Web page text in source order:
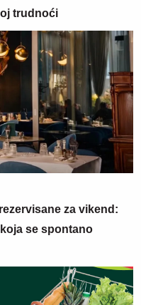
trudnoći
za vikend:
se spontano